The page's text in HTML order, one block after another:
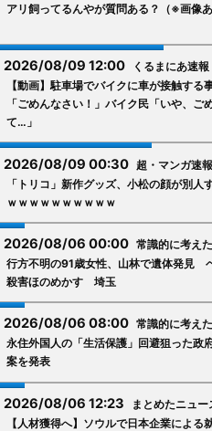
アリ飼ってるんやが質問ある？（※画像あ
2026/08/09 12:00くるまにあ速報
【動画】駐車場でバイクに車が接触す
「ごめんなさい！」バイク民「いや、ご
て…」
2026/08/09 00:30超・マンガ速報
「トリコ」新作グッズ、小松の顔が別人
ｗｗｗｗｗｗｗｗｗｗ
2026/08/06 00:00常識的に考えた
行方不明の91歳女性、山林で遺体発見
殺害ほのめかす 埼玉
2026/08/06 08:00常識的に考えた
永住外国人の「生活保護」回避狙った
案を発表
2026/08/06 12:23まとめたニュー
【人材獲得へ】ソウルで日本企業による